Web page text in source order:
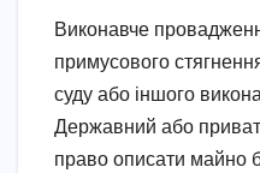
Виконавче
примусового
суду або іншого
Державний або
право описати майно